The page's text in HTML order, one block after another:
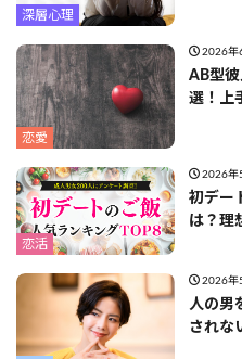
深層心理
恋愛
2026年
AB型
選！上
恋活
2026年
初デー
は？理
2026年
人の男
されな